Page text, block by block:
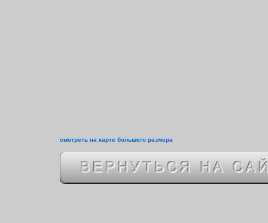
смотреть на карте большего размера